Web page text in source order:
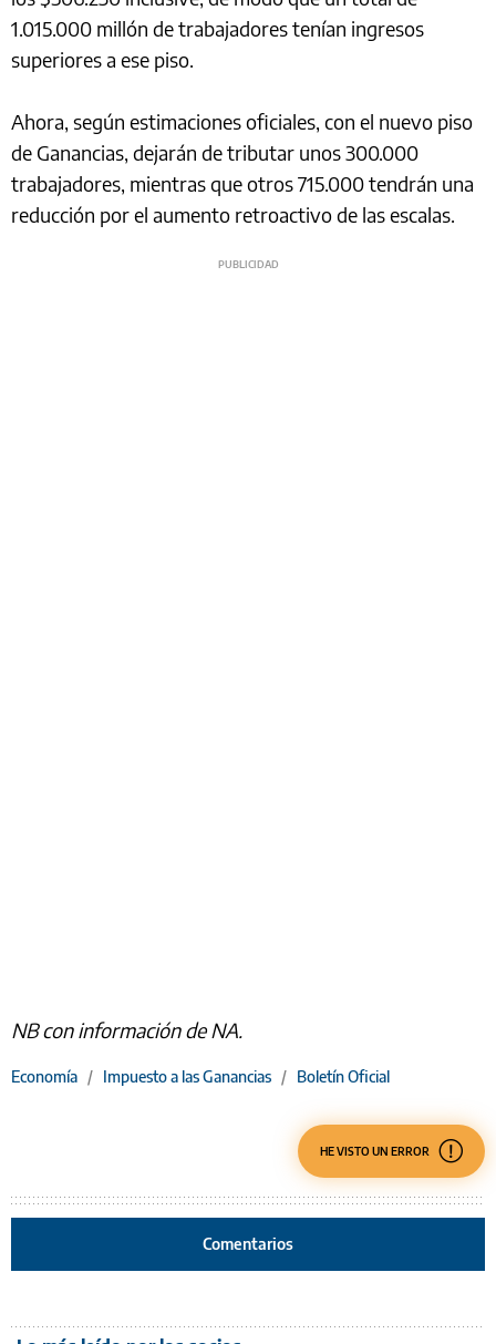
1.015.000 millón de trabajadores tenían ingresos
superiores a ese piso.
Ahora, según estimaciones oficiales, con el nuevo piso
de Ganancias, dejarán de tributar unos 300.000
trabajadores, mientras que otros 715.000 tendrán una
reducción por el aumento retroactivo de las escalas.
NB con información de NA.
Economía / Impuesto a las Ganancias / Boletín Oficial
HE VISTO UN ERROR
Comentarios